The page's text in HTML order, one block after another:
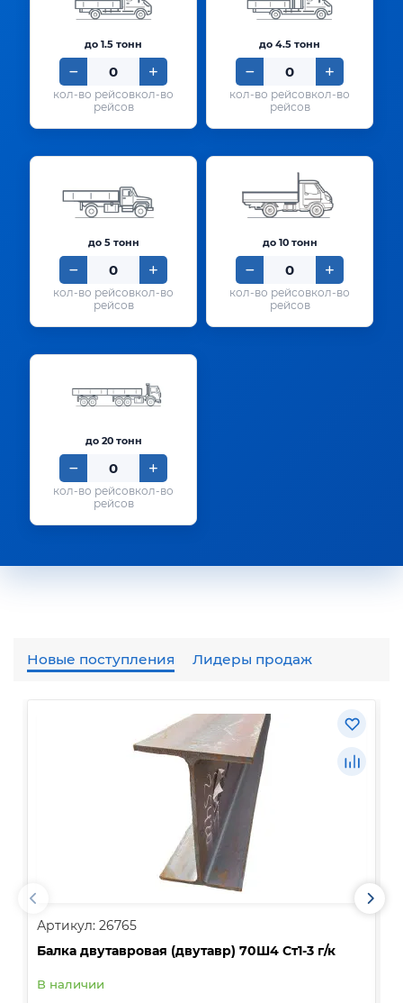
до 1.5 тонн
кол-во
рейсов
до 4.5 тонн
кол-во
рейсов
до 5 тонн
кол-во
рейсов
до 10 тонн
кол-во
рейсов
до 20 тонн
кол-во
рейсов
Новые поступления Лидеры продаж
Артикул: 26765
Балка двутавровая (двутавр) 70Ш4 Ст1-3 г/к
В наличии